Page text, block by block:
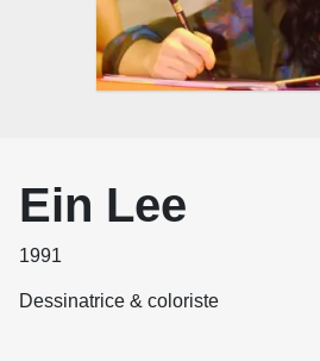
Ein Lee
1991
Dessinatrice & coloriste